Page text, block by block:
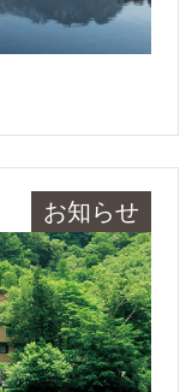
お知らせ